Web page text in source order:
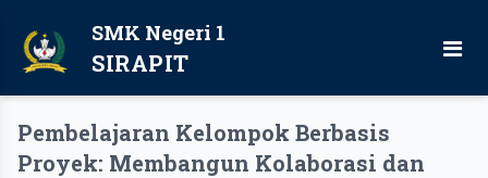
SMK Negeri 1
SIRAPIT
Pembelajaran Kelompok Berbasis
Proyek: Membangun Kolaborasi dan